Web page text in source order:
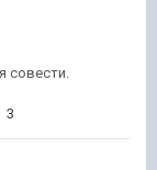
совести.
3